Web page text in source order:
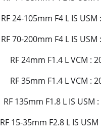
RF 24-105mm F4 L IS USM
RF 70-200mm F4 L IS USM
RF 24mm F1.4 L VCM :
RF 35mm F1.4 L VCM :
RF 135mm F1.8 L IS USM
RF 15-35mm F2.8 L IS